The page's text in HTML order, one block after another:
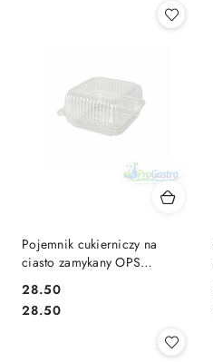
Pojemnik cukierniczy na
ciasto zamykany OPS
15x15,5x7,8 cm 50 sztuk
Cena:
28.50
Cena:
28.50